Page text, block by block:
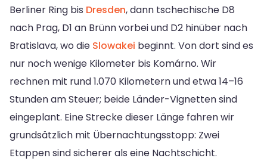
Berliner Ring bis Dresden, dann tschechische D8
nach Prag, D1 an Brünn vorbei und D2 hinüber nach
Bratislava, wo die Slowakei beginnt. Von dort sind es
nur noch wenige Kilometer bis Komárno. Wir
rechnen mit rund 1.070 Kilometern und etwa 14–16
Stunden am Steuer; beide Länder-Vignetten sind
eingeplant. Eine Strecke dieser Länge fahren wir
grundsätzlich mit Übernachtungsstopp: Zwei
Etappen sind sicherer als eine Nachtschicht.